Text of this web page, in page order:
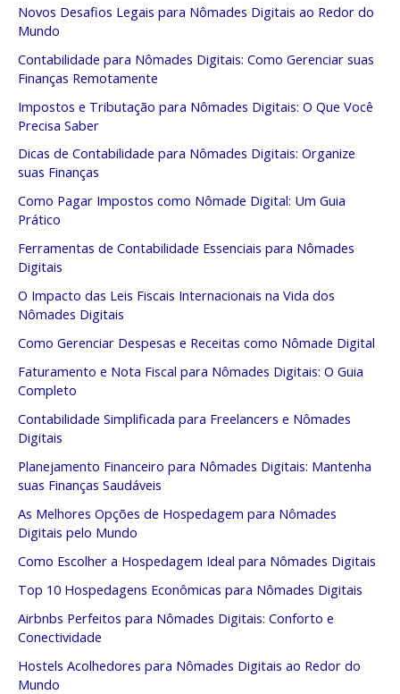
Novos Desafios Legais para Nômades Digitais ao Redor do
Mundo
Contabilidade para Nômades Digitais: Como Gerenciar suas
Finanças Remotamente
Impostos e Tributação para Nômades Digitais: O Que Você
Precisa Saber
Dicas de Contabilidade para Nômades Digitais: Organize
suas Finanças
Como Pagar Impostos como Nômade Digital: Um Guia
Prático
Ferramentas de Contabilidade Essenciais para Nômades
Digitais
O Impacto das Leis Fiscais Internacionais na Vida dos
Nômades Digitais
Como Gerenciar Despesas e Receitas como Nômade Digital
Faturamento e Nota Fiscal para Nômades Digitais: O Guia
Completo
Contabilidade Simplificada para Freelancers e Nômades
Digitais
Planejamento Financeiro para Nômades Digitais: Mantenha
suas Finanças Saudáveis
As Melhores Opções de Hospedagem para Nômades
Digitais pelo Mundo
Como Escolher a Hospedagem Ideal para Nômades Digitais
Top 10 Hospedagens Econômicas para Nômades Digitais
Airbnbs Perfeitos para Nômades Digitais: Conforto e
Conectividade
Hostels Acolhedores para Nômades Digitais ao Redor do
Mundo